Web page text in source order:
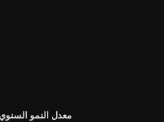
معدل النمو